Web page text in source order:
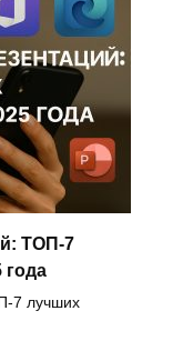
ТОП-7
года
7 лучших